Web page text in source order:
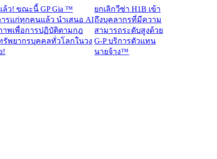
ขณะนี้ GP Gia ™
ทุกคนแล้ว นำเสนอ AI
อการปฏิบัติตามกฎ
ากรบุคคลทั่วโลกในวง
ยกเลิกวีซ่า H1B เข้า
ถึงบุคลากรที่มีความ
สามารถระดับสูงด้วย
G-P บริการตัวแทน
นายจ้าง™​​